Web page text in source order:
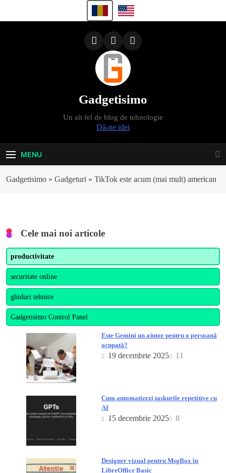
Gadgetisimo
Un alt fel de blog de tehnologie
Dă-ne idei
MENU
Gadgetisimo » Gadgeturi » TikTok este acum (mai mult) american
Cele mai noi articole
productivitate
securitate online
ghiduri tehnice
Gadgetisimo Control Panel
Este Gemini un ajutor pentru o persoană
ocupată?
19 decembrie 2025 11
Cum automatizezi taskurile repetitive cu
AI
15 decembrie 2025 8
Designer vizual pentru MsgBox în
LibreOffice Basic